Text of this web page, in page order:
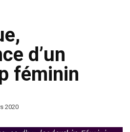
d’un
féminin
2020